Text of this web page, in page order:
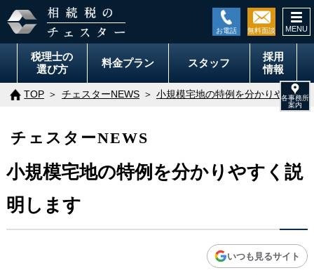
税理士の
選び方
料金プラン スタッフ
採用
情報
TOP チェスターNEWS 小規模宅地の特例を分かりやすく
チェスターNEWS
小規模宅地の特例を分かりやすく説
明します
いつも見るサイト